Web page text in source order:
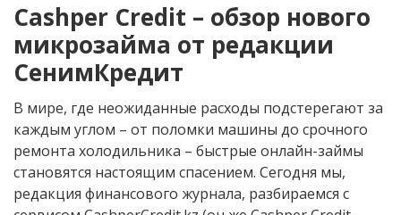
Cashper Credit – обзор нового
микрозайма от редакции
СенимКредит
В мире, где неожиданные расходы подстерегают за
каждым углом – от поломки машины до срочного
ремонта холодильника – быстрые онлайн-займы
становятся настоящим спасением. Сегодня мы,
редакция финансового журнала, разбираемся с